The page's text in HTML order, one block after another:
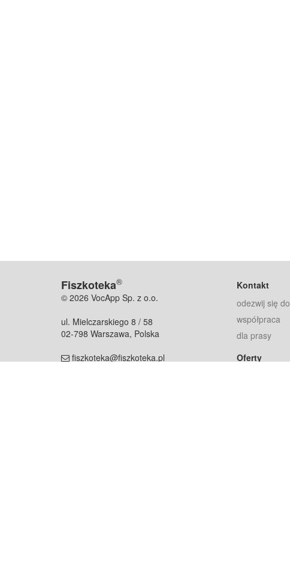
Fiszkoteka®
© 2026 VocApp Sp. z o.o.
ul. Mielczarskiego 8 / 58
02-798 Warszawa, Polska
fiszkoteka@fiszkoteka.pl
Kontakt
odezwij się
współpraca
dla prasy
Oferty